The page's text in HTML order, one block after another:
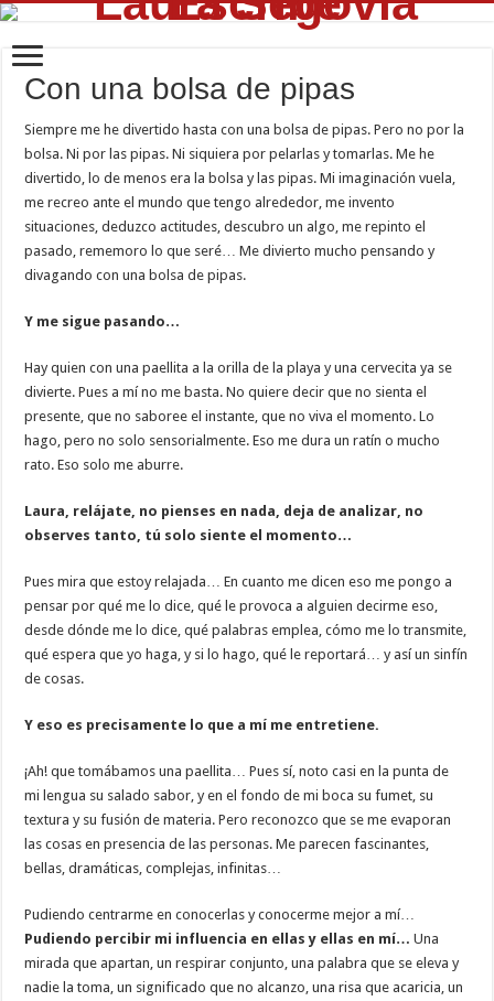
Con una bolsa de pipas
Siempre me he divertido hasta con una bolsa de pipas. Pero no por la
bolsa. Ni por las pipas. Ni siquiera por pelarlas y tomarlas. Me he
divertido, lo de menos era la bolsa y las pipas. Mi imaginación vuela,
me recreo ante el mundo que tengo alrededor, me invento
situaciones, deduzco actitudes, descubro un algo, me repinto el
pasado, rememoro lo que seré… Me divierto mucho pensando y
divagando con una bolsa de pipas.
Y me sigue pasando…
Hay quien con una paellita a la orilla de la playa y una cervecita ya se
divierte. Pues a mí no me basta. No quiere decir que no sienta el
presente, que no saboree el instante, que no viva el momento. Lo
hago, pero no solo sensorialmente. Eso me dura un ratín o mucho
rato. Eso solo me aburre.
Laura, relájate, no pienses en nada, deja de analizar, no
observes tanto, tú solo siente el momento…
Pues mira que estoy relajada… En cuanto me dicen eso me pongo a
pensar por qué me lo dice, qué le provoca a alguien decirme eso,
desde dónde me lo dice, qué palabras emplea, cómo me lo transmite,
qué espera que yo haga, y si lo hago, qué le reportará… y así un sinfín
de cosas.
Y eso es precisamente lo que a mí me entretiene.
¡Ah! que tomábamos una paellita… Pues sí, noto casi en la punta de
mi lengua su salado sabor, y en el fondo de mi boca su fumet, su
textura y su fusión de materia. Pero reconozco que se me evaporan
las cosas en presencia de las personas. Me parecen fascinantes,
bellas, dramáticas, complejas, infinitas…
Pudiendo centrarme en conocerlas y conocerme mejor a mí…
Pudiendo percibir mi influencia en ellas y ellas en mí… Una
mirada que apartan, un respirar conjunto, una palabra que se eleva y
nadie la toma, un significado que no alcanzo, una risa que acaricia, un